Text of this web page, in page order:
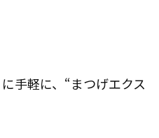
手軽に、“まつげエクス